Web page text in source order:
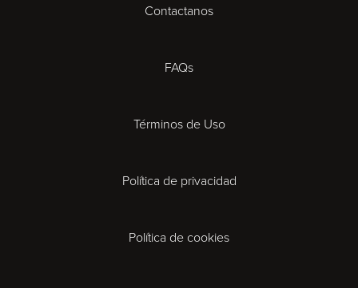
Cardiff
Gloucester
Contactanos
FAQs
Términos de Uso
Política de privacidad
Política de cookies